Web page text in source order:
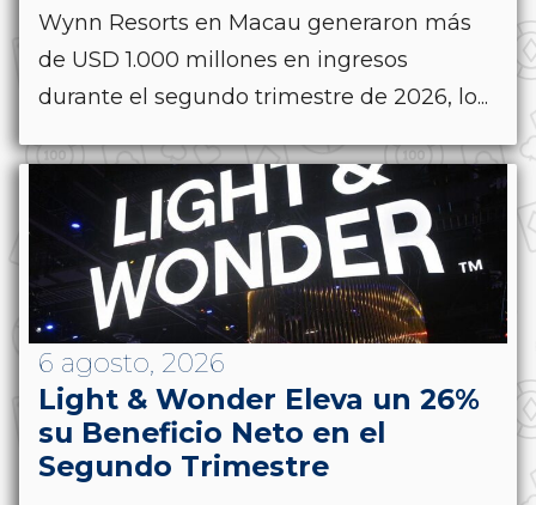
Wynn Resorts en Macau generaron más
de USD 1.000 millones en ingresos
durante el segundo trimestre de 2026, lo...
6 agosto, 2026
Light & Wonder Eleva un 26%
su Beneficio Neto en el
Segundo Trimestre